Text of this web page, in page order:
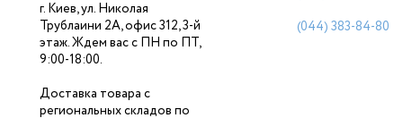
г. Киев, ул. Николая
Трублаини 2А, офис 312, 3-й
этаж. Ждем вас с ПН по ПТ,
9:00-18:00.
Доставка товара с
региональных складов по
(044) 383-84-80